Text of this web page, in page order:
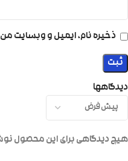
دیدگاهها
هیچ دیدگاهی برای این محصول
ذخیره نام، ایمیل و وبسایت